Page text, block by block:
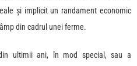
și implicit un randament economic
din cadrul unei ferme.
ultimii ani, în mod special, sau a